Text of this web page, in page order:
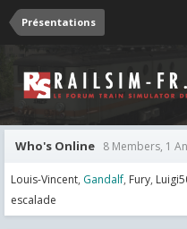
Présentations
Who's Online 8 Members, 1
Louis-Vincent Gandalf Fury
escalade